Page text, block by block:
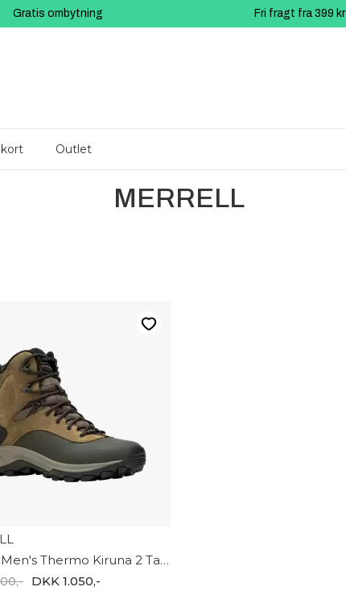
Gratis ombytning Fri fragt fra 399 kr
Outlet
MERRELL
Merrell Men's Thermo Kiruna 2 Tall WP J037231
DKK 1.050,-